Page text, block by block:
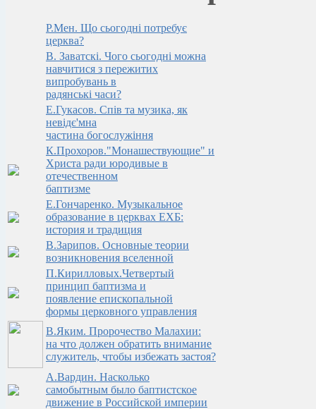
Р.Мен. Що сьогодні потребує
церква?
В. Заватскi. Чого сьогоднi можна
навчитися з пережитих
випробувань в
радянськi часи?
Е.Гукасов. Спів та музика, як
невідє'мна
частина богослужіння
К.Прохоров."Монашествующие" и
Христа ради юродивые в
отечественном
баптизме
Е.Гончаренко. Музыкальное
образование в церквах ЕХБ:
история и традиция
В.Зарипов. Основные теории
возникновения вселенной
П.Кирилловых.Четвертый
принцип баптизма и
появление епископальной
формы церковного управления
В.Яким. Пророчество Малахии:
на что должен обратить внимание
служитель, чтобы избежать застоя?
А.Вардин. Насколько
самобытным было баптистское
движение в Российской империи